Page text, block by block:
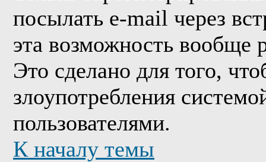
посылать e-mail через
эта возможность вообще
Это сделано для того,
злоупотребления
пользователями.
К началу темы